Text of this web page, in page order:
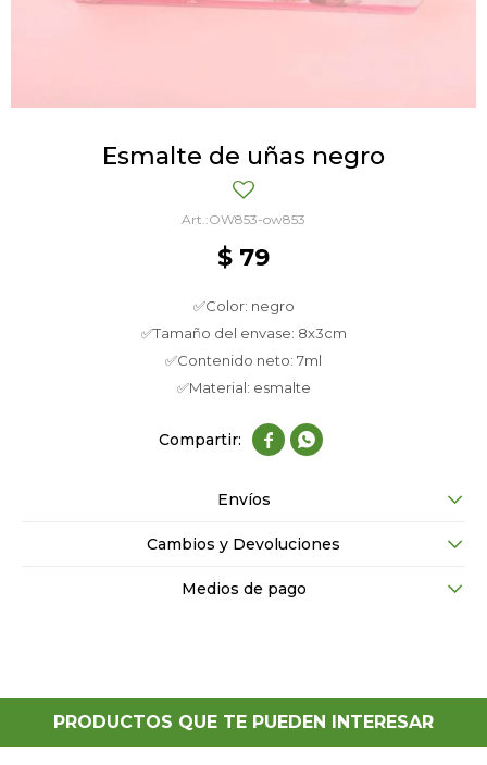
Esmalte de uñas negro
OW853-ow853
$ 79
✅Color: negro
✅Tamaño del envase: 8x3cm
✅Contenido neto: 7ml
✅Material: esmalte
 
Envíos
Cambios y Devoluciones
Medios de pago
PRODUCTOS QUE TE PUEDEN INTERESAR